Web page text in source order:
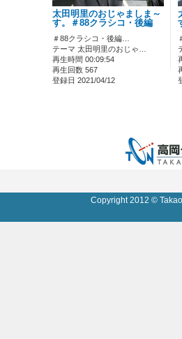
太田明里のおじゃましま～
す。＃88クラシコ・後編
＃88クラシコ・後編…
テーマ 太田明里のおじゃ…
再生時間 00:09:54
再生回数 567
登録日 2021/04/12
Copyright 2012 ©